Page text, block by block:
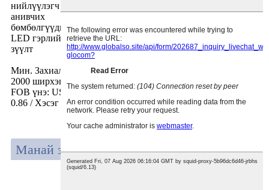
нийлүүлэгч
анивчих
бөмбөлгүүдийг
LED гэрлийн
зүүлт
Мин. Захиалга:
2000 ширхэг
FOB үнэ: US $0.8 -
0.86 / Хэсэг
Манай зах зээл